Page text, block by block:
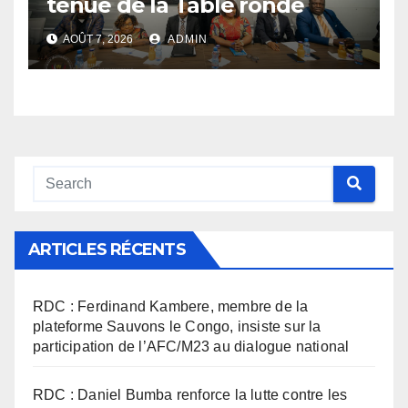
nationale sur l’éducation
inclusive des enfants vivant
avec handicap
AOÛT 7, 2026 ADMIN
ARTICLES RÉCENTS
RDC : Ferdinand Kambere, membre de la
plateforme Sauvons le Congo, insiste sur la
participation de l’AFC/M23 au dialogue national
RDC : Daniel Bumba renforce la lutte contre les